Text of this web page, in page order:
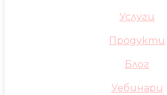
Услуги
Продукти
Блог
Уебинари